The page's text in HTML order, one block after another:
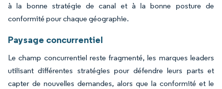
à la bonne stratégie de canal et à la bonne posture de
conformité pour chaque géographie.
Paysage concurrentiel
Le champ concurrentiel reste fragmenté, les marques leaders
utilisant différentes stratégies pour défendre leurs parts et
capter de nouvelles demandes, alors que la conformité et le